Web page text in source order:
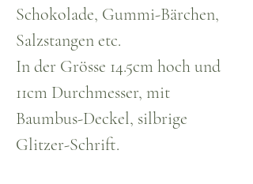
Schokolade, Gummi-Bärchen,
Salzstangen etc.
In der Grösse 14.5cm hoch und
11cm Durchmesser, mit
Baumbus-Deckel, silbrige
Glitzer-Schrift.